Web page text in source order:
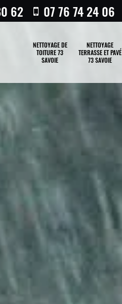
62 07 76 74 24 06
NETTOYAGE DE
TOITURE 73
SAVOIE
NETTOYAGE
TERRASSE ET PAVÉ
73 SAVOIE